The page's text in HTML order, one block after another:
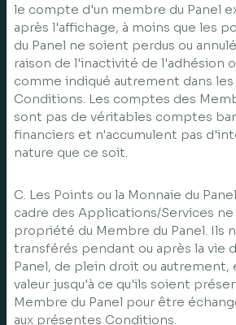
le compte d'un membre du Panel
après l'affichage, à moins que les
du Panel ne soient perdus ou
raison de l'inactivité de l'adhésion
comme indiqué autrement dans
Conditions. Les comptes des
sont pas de véritables comptes
financiers et n'accumulent pas
nature que ce soit.
C. Les Points ou la Monnaie du
cadre des Applications/Services
propriété du Membre du Panel. Ils
transférés pendant ou après la vie
Panel, de plein droit ou autrement,
valeur jusqu'à ce qu'ils soient
Membre du Panel pour être
aux présentes Conditions.